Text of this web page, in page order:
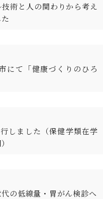
術と人の関わりから考え
にて「健康づくりのひろ
しました（保健学類在学
の低線量・胃がん検診へ